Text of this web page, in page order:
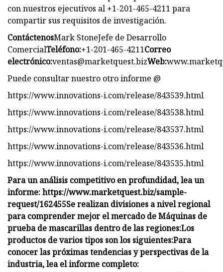
con nuestros ejecutivos al +1-201-465-4211 para
compartir sus requisitos de investigación.
ContáctenosMark StoneJefe de Desarrollo
ComercialTeléfono:+1-201-465-4211Correo
electrónico:ventas@marketquest.bizWeb:
Puede consultar nuestro otro informe @
https://www.innovations-i.com/release/843539.html
https://www.innovations-i.com/release/843538.html
https://www.innovations-i.com/release/843537.html
https://www.innovations-i.com/release/843536.html
https://www.innovations-i.com/release/843535.html
Para un análisis competitivo en profundidad, lea un
informe: https://www.marketquest.biz/sample-
request/162455Se realizan divisiones a nivel regional
para comprender mejor el mercado de Máquinas de
prueba de mascarillas dentro de las regiones:Los
productos de varios tipos son los siguientes:Para
conocer las próximas tendencias y perspectivas de la
industria, lea el informe completo: